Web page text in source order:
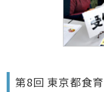
第8回 東京都食